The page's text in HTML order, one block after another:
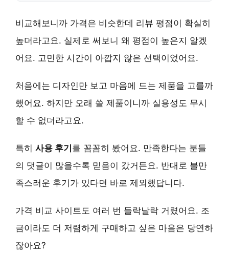
비교해보니까 가격은 비슷한데 리뷰 평점이 확실히
높더라고요. 실제로 써보니 왜 평점이 높은지 알겠
어요. 고민한 시간이 아깝지 않은 선택이었어요.
처음에는 디자인만 보고 마음에 드는 제품을 고를까
했어요. 하지만 오래 쓸 제품이니까 실용성도 무시
할 수 없더라고요.
특히 사용 후기를 꼼꼼히 봤어요. 만족한다는 분들
의 댓글이 많을수록 믿음이 갔거든요. 반대로 불만
족스러운 후기가 있다면 바로 제외했답니다.
가격 비교 사이트도 여러 번 들락날락 거렸어요. 조
금이라도 더 저렴하게 구매하고 싶은 마음은 당연하
잖아요?